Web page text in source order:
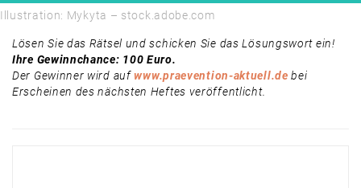
Illustration: Mykyta – stock.adobe.com
Lösen Sie das Rätsel und schicken Sie das Lösungswort ein!
Ihre Gewinnchance: 100 Euro.
Der Gewinner wird aufwww.praevention-aktuell.de bei
Erscheinen des nächsten Heftes veröffentlicht.